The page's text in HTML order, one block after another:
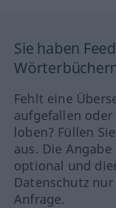
Sie haben
Fehlt eine
aufgefallen
loben? Füllen
aus. Die
optional und
Datenschutz
Anfrage.